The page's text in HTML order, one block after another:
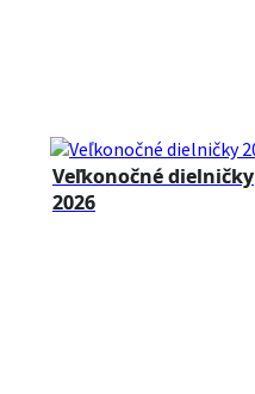
Veľkonočné dielničky
2026